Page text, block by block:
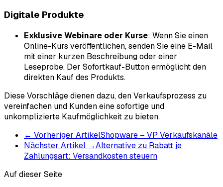
Digitale Produkte
Exklusive Webinare oder Kurse: Wenn Sie einen
Online-Kurs veröffentlichen, senden Sie eine E-Mail
mit einer kurzen Beschreibung oder einer
Leseprobe. Der Sofortkauf-Button ermöglicht den
direkten Kauf des Produkts.
Diese Vorschläge dienen dazu, den Verkaufsprozess zu
vereinfachen und Kunden eine sofortige und
unkomplizierte Kaufmöglichkeit zu bieten.
← Vorheriger ArtikelShopware – VP Verkaufskanäle
Nächster Artikel →Alternative zu Rabatt je
Zahlungsart: Versandkosten steuern
Auf dieser Seite